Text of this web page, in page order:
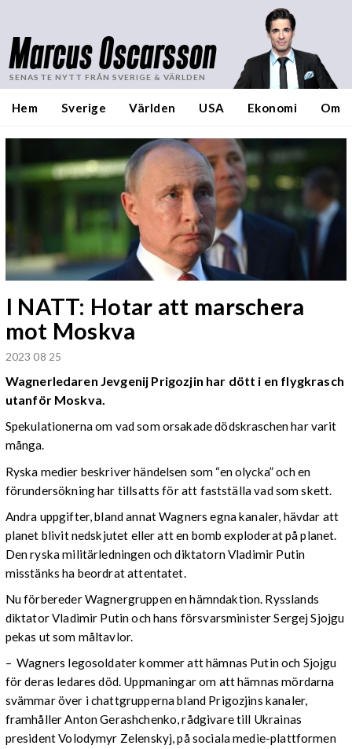
Marcus Oscarsson
SENASTE NYTT FRÅN SVERIGE & VÄRLDEN
Hem Sverige Världen USA Ekonomi Om
I NATT: Hotar att marschera
mot Moskva
2023 08 25
Wagnerledaren Jevgenij Prigozjin har dött i en flygkrasch
utanför Moskva.
Spekulationerna om vad som orsakade dödskraschen har varit
många.
Ryska medier beskriver händelsen som “en olycka” och en
förundersökning har tillsatts för att fastställa vad som skett.
Andra uppgifter, bland annat Wagners egna kanaler, hävdar att
planet blivit nedskjutet eller att en bomb exploderat på planet.
Den ryska militärledningen och diktatorn Vladimir Putin
misstänks ha beordrat attentatet.
Nu förbereder Wagnergruppen en hämndaktion. Rysslands
diktator Vladimir Putin och hans försvarsminister Sergej Sjojgu
pekas ut som måltavlor.
– Wagners legosoldater kommer att hämnas Putin och Sjojgu
för deras ledares död. Uppmaningar om att hämnas mördarna
svämmar över i chattgrupperna bland Prigozjins kanaler,
framhåller Anton Gerashchenko, rådgivare till Ukrainas
president Volodymyr Zelenskyj, på sociala medie-plattformen